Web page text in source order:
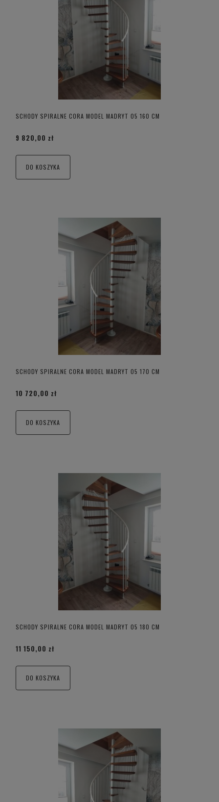
SCHODY SPIRALNE CORA MODEL MADRYT 05 160 CM
9 820,00 zł
DO KOSZYKA
SCHODY SPIRALNE CORA MODEL MADRYT 05 170 CM
10 720,00 zł
DO KOSZYKA
SCHODY SPIRALNE CORA MODEL MADRYT 05 180 CM
11 150,00 zł
DO KOSZYKA